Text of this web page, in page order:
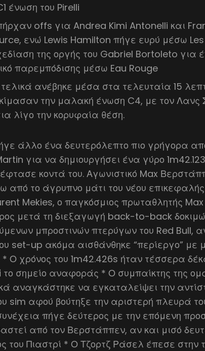
ένωση του Pirelli
offs για Andrea Kimi Antonelli και
ενώ Lewis Hamilton πήγε ευρύ μέσω
της οργής του Gabriel Bortoleto για
παρεμπόδισης μέσω Eau Rouge
ανέβηκε μέσα στα τελευταία 15
την μαλακή ένωση C4, με τον Λανς
λίγο την κορυφαία θέση.
άλλο ένα δευτερόλεπτο πιο γρήγορα
για να δημιουργήσει ένα γύρο
κοντά του. Αγωνιστικό Max
από το άγρυπνο μάτι του νέου
Mekies, ο παγκόσμιος πρωταθλητής
μετά τη διεξαγωγή back-to-back
μπροστινών πτερύγων του Red Bull,
set-up ακόμα αισθάνθηκε “περίεργο”
Ο χρόνος του 1m42.426s ήταν τέσσερα
το σημείο αναφοράς * Ο συμπαίκτης της
αναγκάστηκε να εγκαταλείψει την
sim αφού βούτηξε την αριστερή πλευρά
πήγε δεύτερος με την επόμενη
από τον Βερστάππεν, αν και μισό
του Πιαστρί * Ο Τζορτζ Ράσελ έπεσε στην